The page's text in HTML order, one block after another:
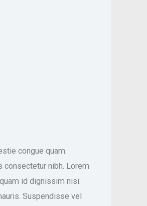
congue quam.
consectetur nibh. Lorem
id dignissim nisi.
Suspendisse vel